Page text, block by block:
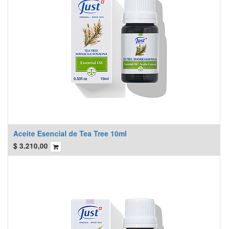
Aceite Esencial de Tea Tree 10ml
$ 3.210,00